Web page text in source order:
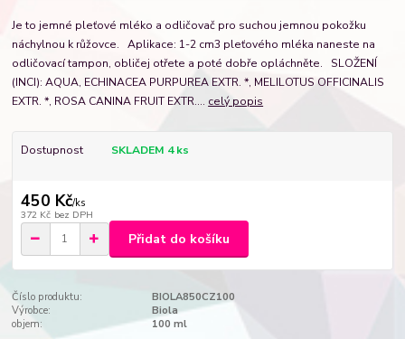
Je to jemné pleťové mléko a odličovač pro suchou jemnou pokožku
náchylnou k růžovce. Aplikace: 1-2 cm3 pleťového mléka naneste na
odličovací tampon, obličej otřete a poté dobře opláchněte. SLOŽENÍ
(INCI): AQUA, ECHINACEA PURPUREA EXTR. *, MELILOTUS OFFICINALIS
EXTR. *, ROSA CANINA FRUIT EXTR.... celý popis
Dostupnost SKLADEM 4 ks
450 Kč/ks
372 Kč bez DPH
Přidat do košíku
Číslo produktu:
BIOLA850CZ100
Výrobce:
Biola
objem:
100 ml